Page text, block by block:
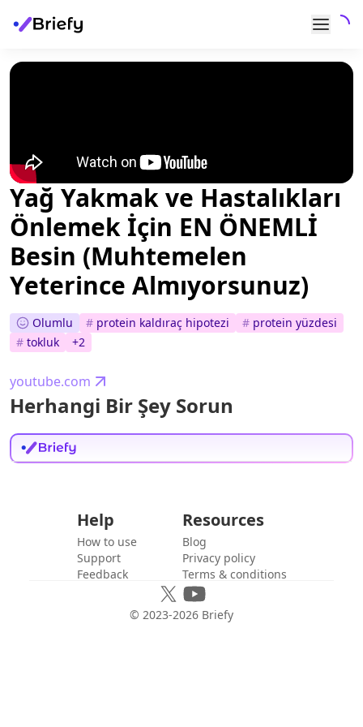
Yağ Yakmak ve Hastalıkları
Önlemek İçin EN ÖNEMLİ
Besin (Muhtemelen
Yeterince Almıyorsunuz)
Olumlu # protein kaldıraç hipotezi # protein yüzdesi
# tokluk +2
youtube.com
Herhangi Bir Şey Sorun
Help
How to use
Support
Feedback
Resources
Blog
Privacy policy
Terms & conditions
© 2023-2026 Briefy